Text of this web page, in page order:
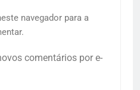
navegador para a
comentários por e-